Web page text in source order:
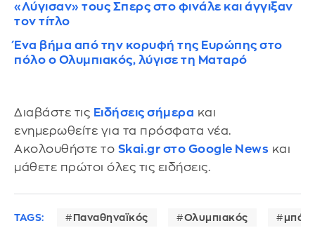
«Λύγισαν» τους Σπερς στο φινάλε και άγγιξαν
τον τίτλο
Ένα βήμα από την κορυφή της Ευρώπης στο
πόλο ο Ολυμπιακός, λύγισε τη Ματαρό
Διαβάστε τις Ειδήσεις σήμερα και
ενημερωθείτε για τα πρόσφατα νέα.
Ακολουθήστε το Skai.gr στο Google News και
μάθετε πρώτοι όλες τις ειδήσεις.
TAGS: Παναθηναϊκός Ολυμπιακός